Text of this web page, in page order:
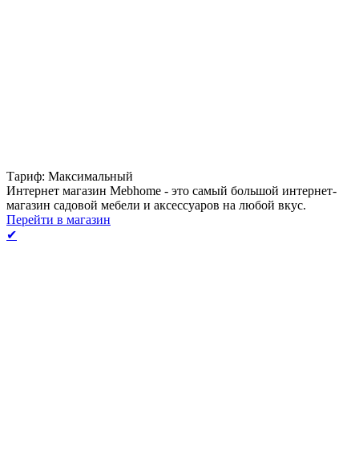
Тариф: Максимальный
Интернет магазин Mebhome - это самый большой интернет-
магазин садовой мебели и аксессуаров на любой вкус.
Перейти в магазин
✔